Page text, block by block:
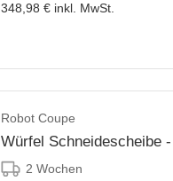
348,98 € inkl. MwSt.
Robot Coupe
Würfel Schneidescheibe
2 Wochen